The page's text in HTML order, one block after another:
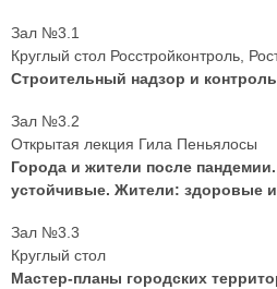
Зал №3.1
Круглый стол Росстройконтроль,
Строительный надзор и контроль
Зал №3.2
Открытая лекция Гила Пеньялосы
Города и жители после
устойчивые. Жители: здоровые
Зал №3.3
Круглый стол
Мастер-планы городских